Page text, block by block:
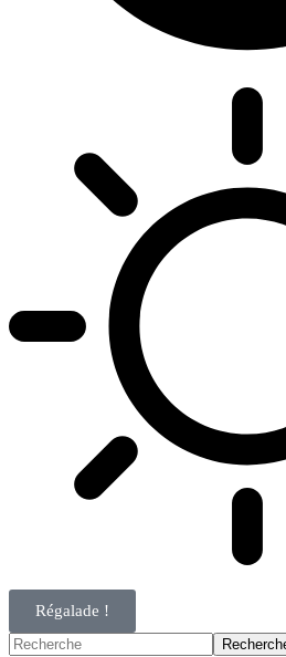
Régalade !